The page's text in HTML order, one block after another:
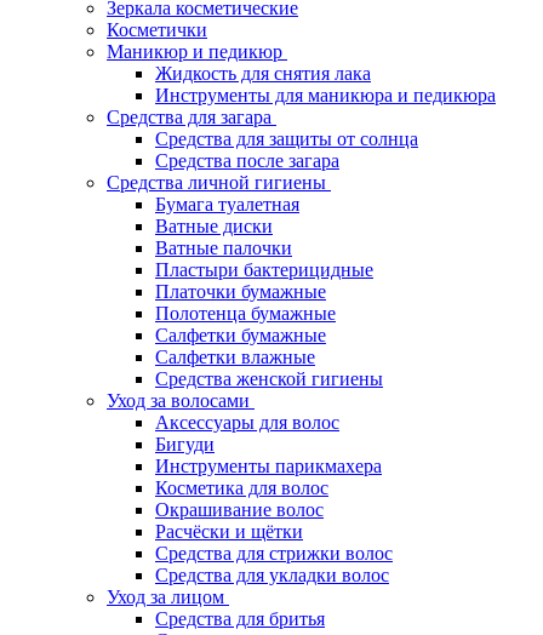
Зеркала косметические
Косметички
Маникюр и педикюр
Жидкость для снятия лака
Инструменты для маникюра и педикюра
Средства для загара
Средства для защиты от солнца
Средства после загара
Средства личной гигиены
Бумага туалетная
Ватные диски
Ватные палочки
Пластыри бактерицидные
Платочки бумажные
Полотенца бумажные
Салфетки бумажные
Салфетки влажные
Средства женской гигиены
Уход за волосами
Аксессуары для волос
Бигуди
Инструменты парикмахера
Косметика для волос
Окрашивание волос
Расчёски и щётки
Средства для стрижки волос
Средства для укладки волос
Уход за лицом
Средства для бритья